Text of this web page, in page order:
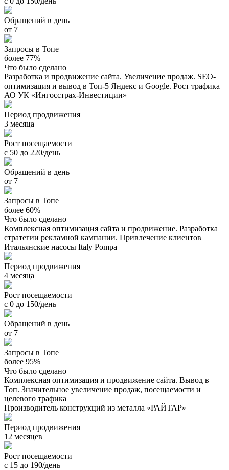
Обращений в день
от 7
Запросы в Топе
более 77%
Что было сделано
Разработка и продвижение сайта. Увеличение продаж. SEO-
оптимизация и вывод в Топ-5 Яндекс и Google. Рост трафика
АО УК «Ингосстрах-Инвестиции»
Период продвижения
3 месяца
Рост посещаемости
с 50 до 220/день
Обращений в день
от 7
Запросы в Топе
более 60%
Что было сделано
Комплексная оптимизация сайта и продвижение. Разработка
стратегии рекламной кампании. Привлечение клиентов
Итальянские насосы Italy Pompa
Период продвижения
4 месяца
Рост посещаемости
с 0 до 150/день
Обращений в день
от 7
Запросы в Топе
более 95%
Что было сделано
Комплексная оптимизация и продвижение сайта. Вывод в
Топ. Значительное увеличение продаж, посещаемости и
целевого трафика
Производитель конструкций из металла «РАЙТАР»
Период продвижения
12 месяцев
Рост посещаемости
с 15 до 190/день